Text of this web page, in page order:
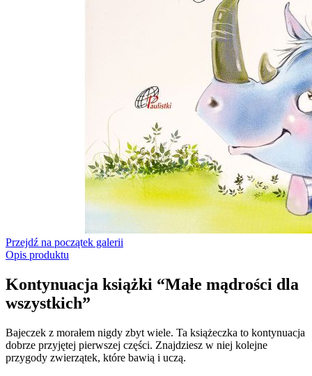
Przejdź na początek galerii
Opis produktu
Kontynuacja książki “Małe mądrości dla
wszystkich”
Bajeczek z morałem nigdy zbyt wiele. Ta książeczka to kontynuacja
dobrze przyjętej pierwszej części. Znajdziesz w niej kolejne
przygody zwierzątek, które bawią i uczą.